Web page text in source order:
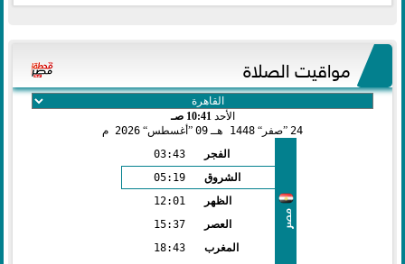
مواقيت الصلاة
الأحد10:41 صـ
24 صفر 1448 هـ 09 أغسطس 2026 م
مصر
الفجر
03:43
الشروق
05:19
الظهر
12:01
العصر
15:37
المغرب
18:43